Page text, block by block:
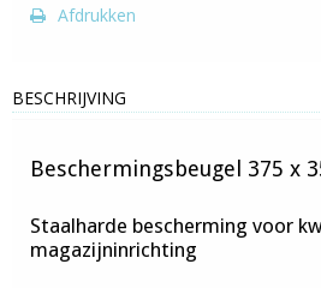
Afdrukken
BESCHRIJVING
Beschermingsbeugel 375 x
Staalharde bescherming voor
magazijninrichting